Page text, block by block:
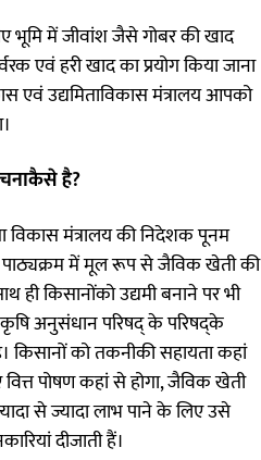
में जीवांश जैसे गोबर की खाद
एवं हरी खाद का प्रयोग किया जाना
उद्यमिताविकास मंत्रालय आपको
है?
विकास मंत्रालय की निदेशक पूनम
में मूल रूप से जैविक खेती की
ही किसानोंको उद्यमी बनाने पर भी
कृषि अनुसंधान परिषद् के परिषद्के
किसानों को तकनीकी सहायता कहां
पोषण कहां से होगा, जैविक खेती
से ज्यादा लाभ पाने के लिए उसे
दीजाती हैं।